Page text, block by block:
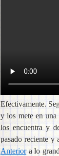
Efectivamente.
y los mete en una
los encuentra y
pasado reciente y
Anteriora lo